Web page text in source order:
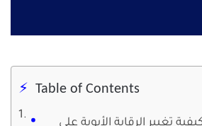
Table of Contents